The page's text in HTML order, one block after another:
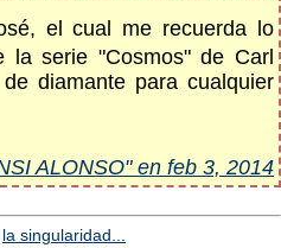
el cual me recuerda lo
la serie "Cosmos" de Carl
diamante para cualquier
ALONSO" en feb 3, 2014
la singularidad...